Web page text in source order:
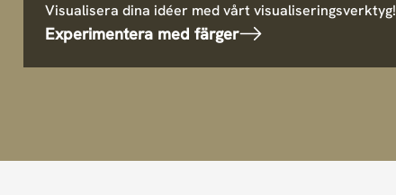
Visualisera dina idéer med vårt visualiseringsverktyg!
Experimentera med färger